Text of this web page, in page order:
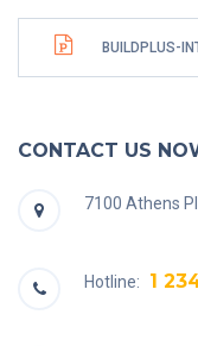
BUILDPLUS-
CONTACT US
7100 Athens
Hotline: 1